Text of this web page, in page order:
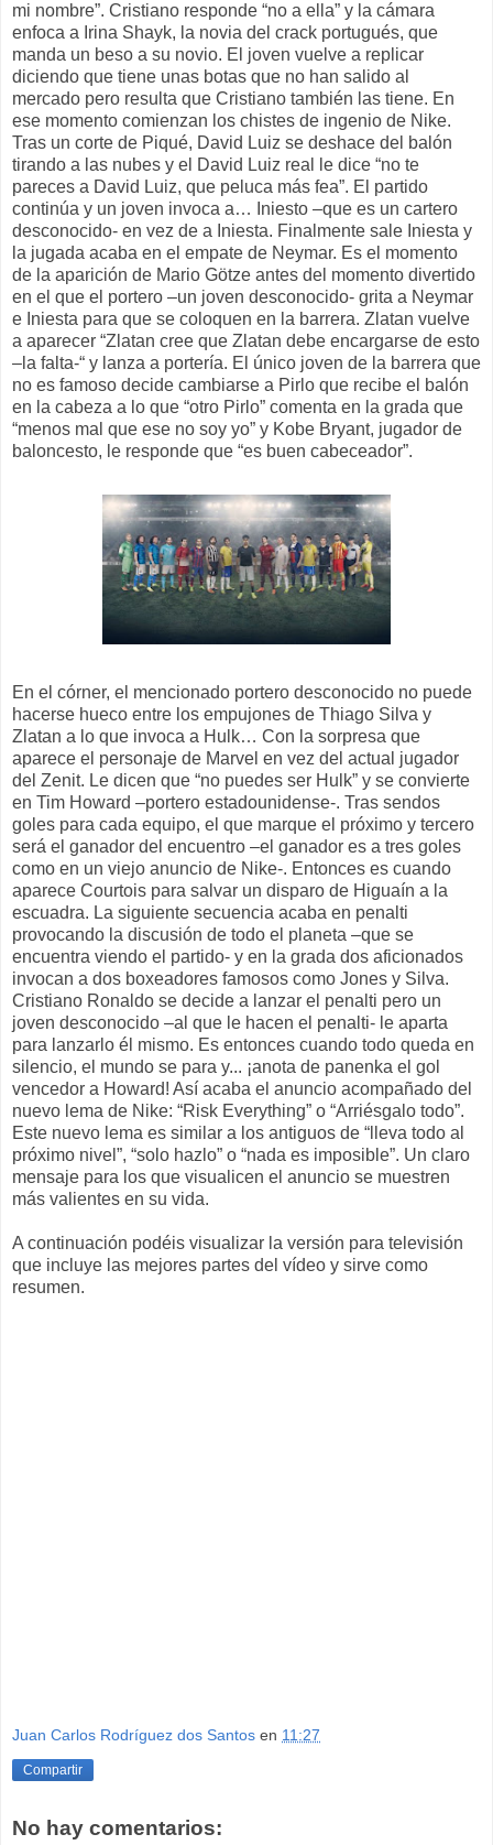
mi nombre”. Cristiano responde “no a ella” y la cámara
enfoca a Irina Shayk, la novia del crack portugués, que
manda un beso a su novio. El joven vuelve a replicar
diciendo que tiene unas botas que no han salido al
mercado pero resulta que Cristiano también las tiene. En
ese momento comienzan los chistes de ingenio de Nike.
Tras un corte de Piqué, David Luiz se deshace del balón
tirando a las nubes y el David Luiz real le dice “no te
pareces a David Luiz, que peluca más fea”. El partido
continúa y un joven invoca a… Iniesto –que es un cartero
desconocido- en vez de a Iniesta. Finalmente sale Iniesta y
la jugada acaba en el empate de Neymar. Es el momento
de la aparición de Mario Götze antes del momento divertido
en el que el portero –un joven desconocido- grita a Neymar
e Iniesta para que se coloquen en la barrera. Zlatan vuelve
a aparecer “Zlatan cree que Zlatan debe encargarse de esto
–la falta-“ y lanza a portería. El único joven de la barrera que
no es famoso decide cambiarse a Pirlo que recibe el balón
en la cabeza a lo que “otro Pirlo” comenta en la grada que
“menos mal que ese no soy yo” y Kobe Bryant, jugador de
baloncesto, le responde que “es buen cabeceador”.
En el córner, el mencionado portero desconocido no puede
hacerse hueco entre los empujones de Thiago Silva y
Zlatan a lo que invoca a Hulk… Con la sorpresa que
aparece el personaje de Marvel en vez del actual jugador
del Zenit. Le dicen que “no puedes ser Hulk” y se convierte
en Tim Howard –portero estadounidense-. Tras sendos
goles para cada equipo, el que marque el próximo y tercero
será el ganador del encuentro –el ganador es a tres goles
como en un viejo anuncio de Nike-. Entonces es cuando
aparece Courtois para salvar un disparo de Higuaín a la
escuadra. La siguiente secuencia acaba en penalti
provocando la discusión de todo el planeta –que se
encuentra viendo el partido- y en la grada dos aficionados
invocan a dos boxeadores famosos como Jones y Silva.
Cristiano Ronaldo se decide a lanzar el penalti pero un
joven desconocido –al que le hacen el penalti- le aparta
para lanzarlo él mismo. Es entonces cuando todo queda en
silencio, el mundo se para y... ¡anota de panenka el gol
vencedor a Howard! Así acaba el anuncio acompañado del
nuevo lema de Nike: “Risk Everything” o “Arriésgalo todo”.
Este nuevo lema es similar a los antiguos de “lleva todo al
próximo nivel”, “solo hazlo” o “nada es imposible”. Un claro
mensaje para los que visualicen el anuncio se muestren
más valientes en su vida.
A continuación podéis visualizar la versión para televisión
que incluye las mejores partes del vídeo y sirve como
resumen.
Juan Carlos Rodríguez dos Santos en 11:27
Compartir
No hay comentarios: